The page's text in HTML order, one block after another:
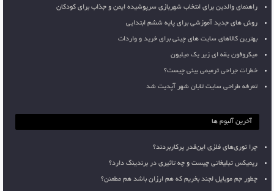
راهنمای والدین برای انتخاب شهربازی سرپوشیده ایمن و جذاب برای کودکان
روش های جدید آموزشی برای پایه ششم ابتدایی
بهترین کالاهای سایت های چینی برای خرید و واردات
میکروفون یقه ای زیر یک میلیون
خطرات جراحی ترمیمی بینی چیست؟
تعرفه طراحی سایت تابان شهر آپدیت شد
آخرین آلبوم ها
چرا توری‌های فلزی این‌قدر پرکاربردند؟
ریمیکس تبلیغاتی چیست و چه تاثیری در برندینگ دارد؟
چطور جم موبایل لجند بخریم که هم ارزان باشد هم مطمئن؟